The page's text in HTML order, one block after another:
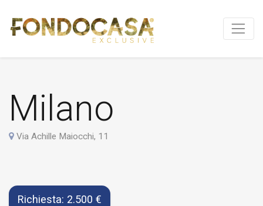
Milano
Via Achille Maiocchi, 11
Richiesta: 2.500 €